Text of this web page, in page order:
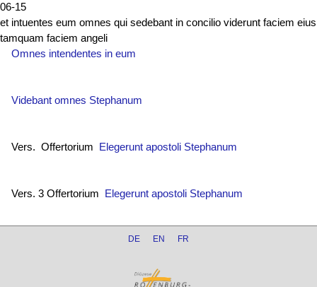
06-15
et intuentes eum omnes qui sedebant in concilio viderunt faciem eius
tamquam faciem angeli
Omnes intendentes in eum
Videbant omnes Stephanum
Vers. Offertorium Elegerunt apostoli Stephanum
Vers. 3 Offertorium Elegerunt apostoli Stephanum
DE EN FR